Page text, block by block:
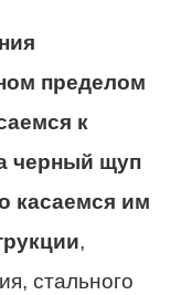
пределом
к
черный щуп
касаемся им
,
стального